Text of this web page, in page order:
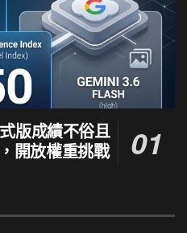
版成績不俗且
開放權重挑戰